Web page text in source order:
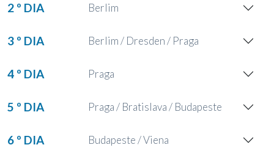
2 º DIA Berlim
3 º DIA Berlim / Dresden / Praga
4 º DIA Praga
5 º DIA Praga / Bratislava / Budapeste
6 º DIA Budapeste / Viena